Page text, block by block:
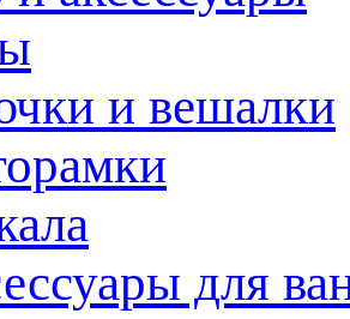
и вешалки
для